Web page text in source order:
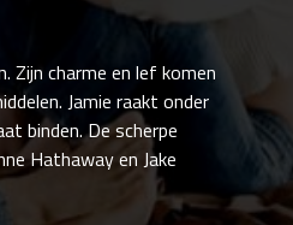
Zijn charme en lef komen
Jamie raakt onder
binden. De scherpe
Hathaway en Jake